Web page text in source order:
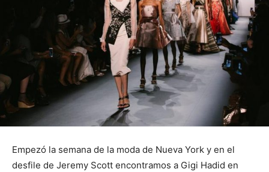
Empezó la semana de la moda de Nueva York y en el
desfile de Jeremy Scott encontramos a Gigi Hadid en